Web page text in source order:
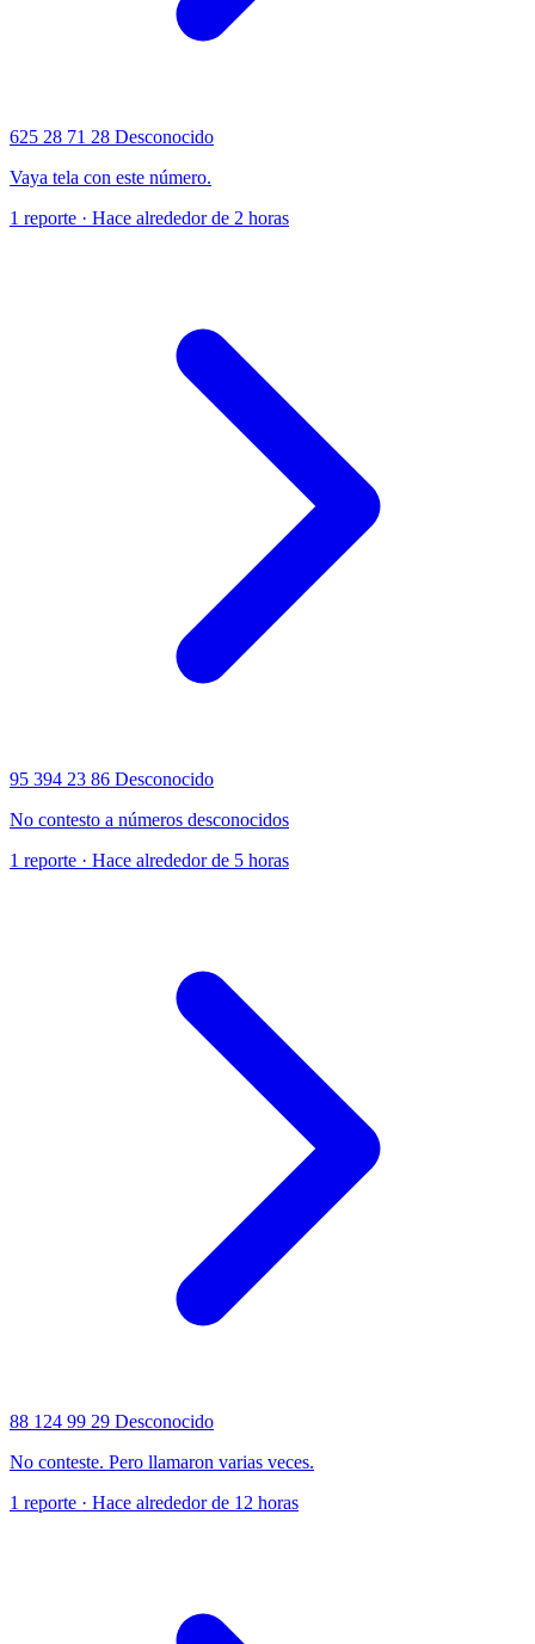
625 28 71 28 Desconocido
Vaya tela con este número.
1 reporte · Hace alrededor de 2 horas
95 394 23 86 Desconocido
No contesto a números desconocidos
1 reporte · Hace alrededor de 5 horas
88 124 99 29 Desconocido
No conteste. Pero llamaron varias veces.
1 reporte · Hace alrededor de 12 horas